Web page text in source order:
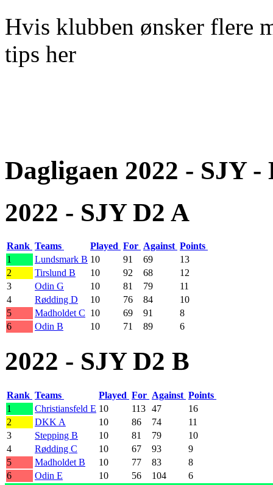
Hvis klubben ønsker flere
tips her
Dagligaen 2022 - SJY -
2022 - SJY D2 A
Rank Teams Played For Against Points
1
Lundsmark B 10 91 69
13
2
Tirslund B 10 92 68
12
3
Odin G 10 81 79
11
4
Rødding D 10 76 84
10
5
Madholdet C 10 69 91
8
6
Odin B 10 71 89 6
2022 - SJY D2 B
Rank Teams Played For Against Points
1
Christiansfeld E 10 113 47
16
2
DKK A 10 86 74
11
3
Stepping B 10 81 79
10
4
Rødding C 10 67 93
9
5
Madholdet B 10 77 83
8
6
Odin E 10 56 104 6